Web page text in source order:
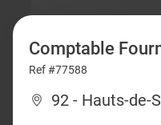
Comptable
Ref #77588
92 - Hauts-de-